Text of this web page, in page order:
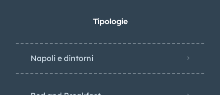
Tipologie
Napoli e dintorni